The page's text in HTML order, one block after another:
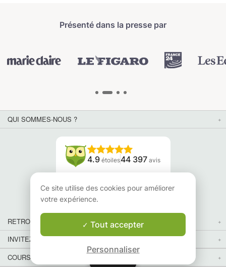
Présenté dans la presse par
QUI SOMMES-NOUS ?
4.9 étoiles44 397 avis
Lisez nos avis
RETROUVEZ-NOUS
INVITEZ VOS AMIS
COURS PARTICULIERS DANS VOTRE PAYS :
Ce site utilise des cookies pour améliorer
votre expérience.
Tout accepter
Personnaliser